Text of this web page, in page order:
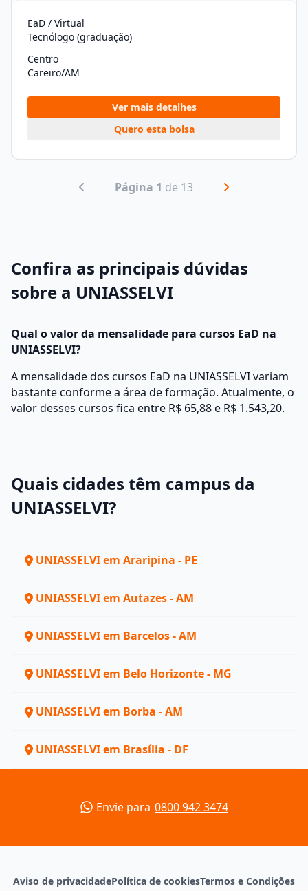
EaD / Virtual
Tecnólogo (graduação)
Centro
Careiro/AM
Ver mais detalhes
Quero esta bolsa
Página 1 de 13
Confira as principais dúvidas
sobre a UNIASSELVI
Qual o valor da mensalidade para cursos EaD na
UNIASSELVI?
A mensalidade dos cursos EaD na UNIASSELVI variam
bastante conforme a área de formação. Atualmente, o
valor desses cursos fica entre R$ 65,88 e R$ 1.543,20.
Quais cidades têm campus da
UNIASSELVI?
UNIASSELVI em Araripina - PE
UNIASSELVI em Autazes - AM
UNIASSELVI em Barcelos - AM
UNIASSELVI em Belo Horizonte - MG
UNIASSELVI em Borba - AM
UNIASSELVI em Brasília - DF
Envie para 0800 942 3474
Aviso de privacidadePolítica de cookiesTermos e Condições